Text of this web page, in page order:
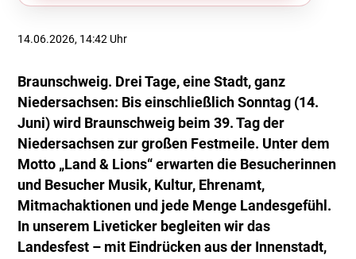
14.06.2026, 14:42 Uhr
Braunschweig. Drei Tage, eine Stadt, ganz
Niedersachsen: Bis einschließlich Sonntag (14.
Juni) wird Braunschweig beim 39. Tag der
Niedersachsen zur großen Festmeile. Unter dem
Motto „Land & Lions“ erwarten die Besucherinnen
und Besucher Musik, Kultur, Ehrenamt,
Mitmachaktionen und jede Menge Landesgefühl.
In unserem Liveticker begleiten wir das
Landesfest – mit Eindrücken aus der Innenstadt,